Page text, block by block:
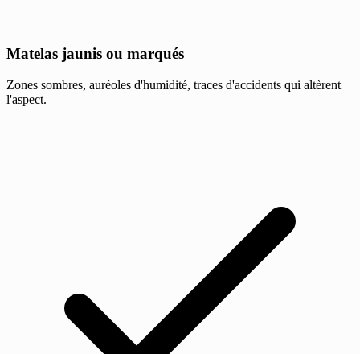
Matelas jaunis ou marqués
Zones sombres, auréoles d'humidité, traces d'accidents qui altèrent
l'aspect.